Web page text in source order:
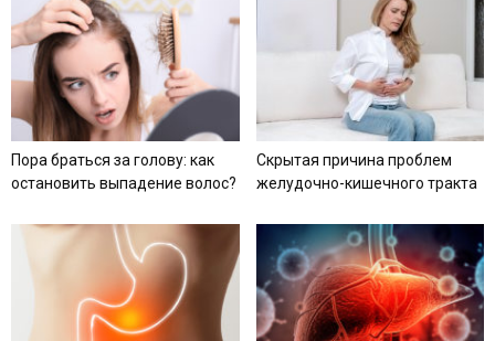
Пора браться за голову: как
остановить выпадение волос?
Скрытая причина проблем
желудочно-кишечного тракта